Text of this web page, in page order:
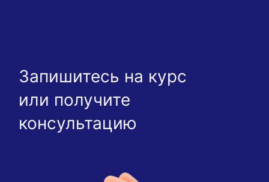
Запишитесь на курс
или получите
консультацию